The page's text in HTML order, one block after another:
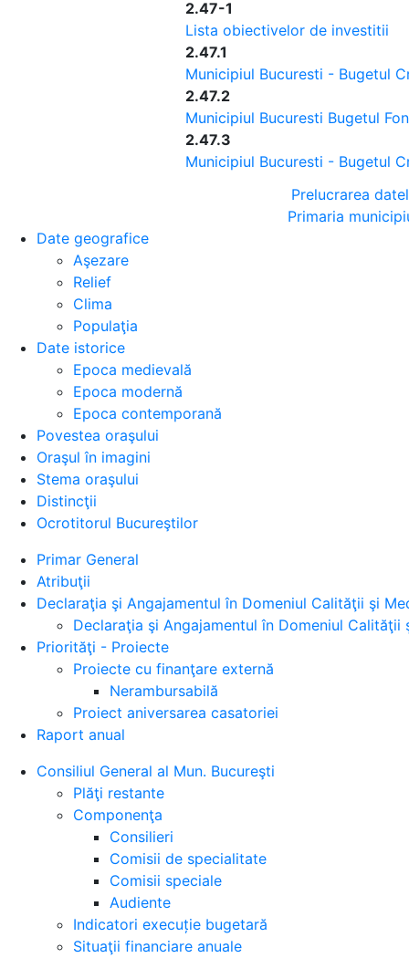
2.47-1
Lista obiectivelor de investitii
2.47.1
Municipiul Bucuresti - Bugetul
2.47.2
Municipiul Bucuresti Bugetul
2.47.3
Municipiul Bucuresti - Bugetul
Prelucrarea
Primaria
Date geografice
Aşezare
Relief
Clima
Populaţia
Date istorice
Epoca medievală
Epoca modernă
Epoca contemporană
Povestea oraşului
Oraşul în imagini
Stema oraşului
Distincţii
Ocrotitorul Bucureştilor
Primar General
Atribuţii
Declaraţia şi Angajamentul în Domeniul Calităţii şi
Declaraţia şi Angajamentul în Domeniul Calităţii
Priorităţi - Proiecte
Proiecte cu finanţare externă
Nerambursabilă
Proiect aniversarea casatoriei
Raport anual
Consiliul General al Mun. Bucureşti
Plăţi restante
Componenţa
Consilieri
Comisii de specialitate
Comisii speciale
Audiente
Indicatori execuție bugetară
Situaţii financiare anuale